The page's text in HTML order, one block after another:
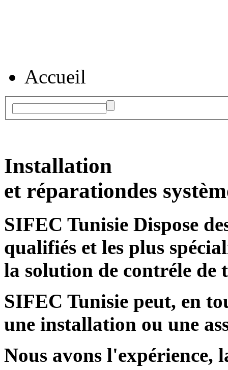
Accueil
Installation
et réparationdes
SIFEC Tunisie Dispose
qualifiés et les plus
la solution de contréle de
SIFEC Tunisie peut, en
une installation ou une
Nous avons l'expérience,